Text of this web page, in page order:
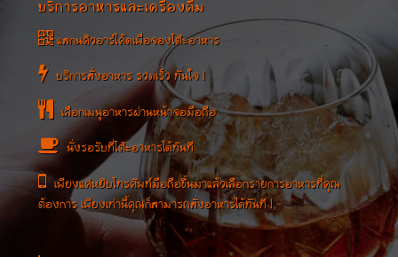
บริการอาหารและเครื่องดื่ม
แสกนคิวอาร์โค้ดเพื่อจองโต๊ะอาหาร
บริการสั่งอาหาร รวดเร็ว ทันใจ !
เลือกเมนูอาหารผ่านหน้าจอมือถือ
นั่งรอรับที่โต๊ะอาหารได้ทันที
เพียงแค่หยิบโทรศัพท์มือถือขึ้นมาแล้วเลือกรายการอาหารที่คุณ
ต้องการ เพียงเท่านี้คุณก็สามารถสั่งอาหารได้ทันที !